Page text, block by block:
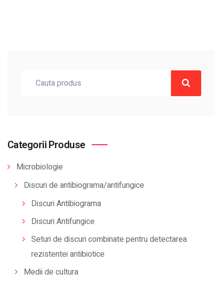
Categorii Produse
Microbiologie
Discuri de antibiograma/antifungice
Discuri Antibiograma
Discuri Antifungice
Seturi de discuri combinate pentru detectarea
rezistentei antibiotice
Medii de cultura